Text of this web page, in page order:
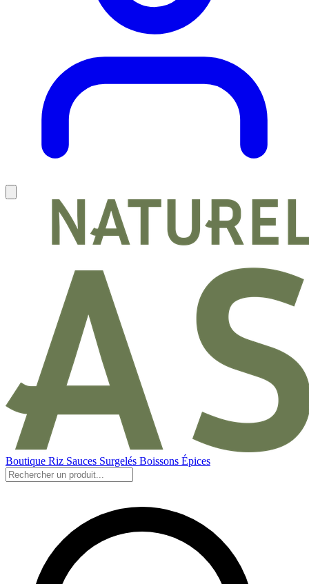
Boutique Riz Sauces Surgelés Boissons Épices